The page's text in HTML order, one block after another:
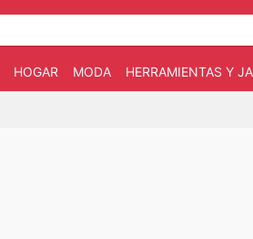
HOGAR MODA HERRAMIENTAS Y